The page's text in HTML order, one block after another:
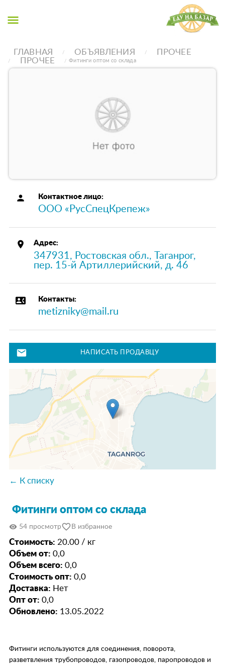
menu
ГЛАВНАЯ ОБЪЯВЛЕНИЯ
ПРОЧЕЕ
ПРОЧЕЕ
Фитинги оптом со склада
person Контактное лицо:
ООО «РусСпецКрепеж»
place Адрес:
347931, Ростовская обл., Таганрог,
пер. 15-й Артиллерийский, д. 46
contact_phone Контакты:
metizniky@mail.ru
mail НАПИСАТЬ ПРОДАВЦУ
← К списку
Фитинги оптом со склада
visibility 54 просмотрfavorite_border В избранное
Стоимость: 20.00 / кг
Объем от: 0,0
Объем всего: 0,0
Стоимость опт: 0,0
Доставка: Нет
Опт от: 0,0
Обновлено: 13.05.2022
Фитинги используются для соединения, поворота,
разветвления трубопроводов, газопроводов, паропроводов и